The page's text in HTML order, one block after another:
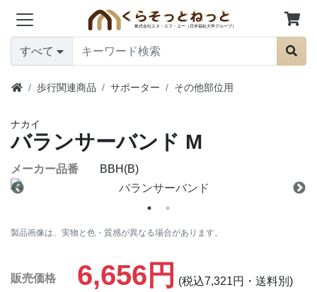
すべて
歩行関連商品 サポーター その他部位用
ナカイ
バランサーバンド M
メーカー品番 BBH(B)
製品画像は、実物と色・質感が異なる場合があります。
販売価格 6,656円 (税込7,321円・送料別)